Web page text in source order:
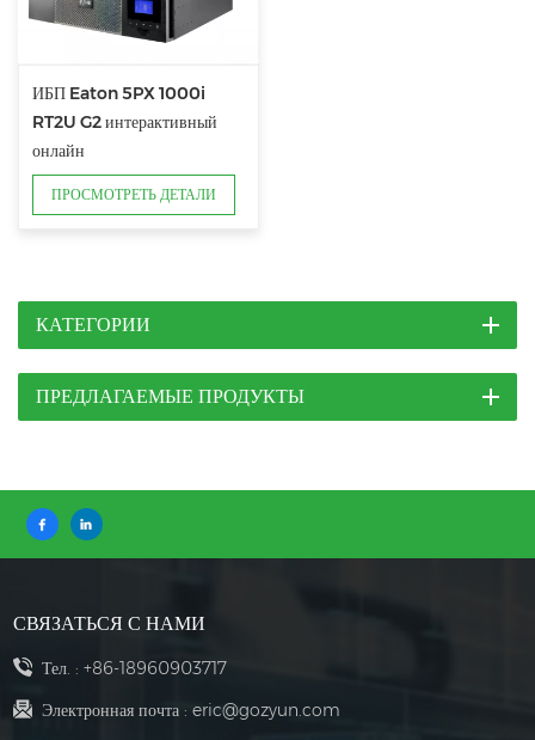
ИБП Eaton 5PX 1000i
RT2U G2 интерактивный
онлайн
ПРОСМОТРЕТЬ ДЕТАЛИ
КАТЕГОРИИ
ПРЕДЛАГАЕМЫЕ ПРОДУКТЫ
СВЯЗАТЬСЯ С НАМИ
Тел. : +86-18960903717
Электронная почта : eric@gozyun.com